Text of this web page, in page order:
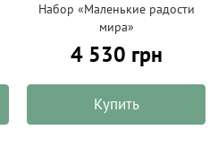
Набор «Маленькие радости
мира»
4 530 грн
Купить